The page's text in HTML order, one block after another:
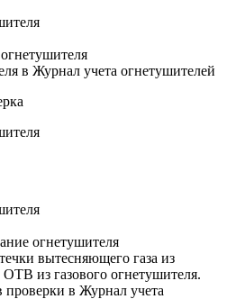
в Журнал учета огнетушителей
огнетушителя
вытесняющего газа из
ОТВ из газового огнетушителя.
проверки в Журнал учета